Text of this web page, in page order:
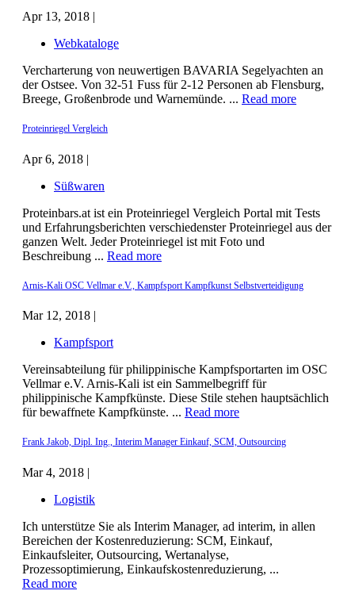
Apr 13, 2018 |
Webkataloge
Vercharterung von neuwertigen BAVARIA Segelyachten an
der Ostsee. Von 32-51 Fuss für 2-12 Personen ab Flensburg,
Breege, Großenbrode und Warnemünde. ... Read more
Proteinriegel Vergleich
Apr 6, 2018 |
Süßwaren
Proteinbars.at ist ein Proteinriegel Vergleich Portal mit Tests
und Erfahrungsberichten verschiedenster Proteinriegel aus der
ganzen Welt. Jeder Proteinriegel ist mit Foto und
Beschreibung ... Read more
Arnis-Kali OSC Vellmar e.V., Kampfsport Kampfkunst Selbstverteidigung
Mar 12, 2018 |
Kampfsport
Vereinsabteilung für philippinische Kampfsportarten im OSC
Vellmar e.V. Arnis-Kali ist ein Sammelbegriff für
philippinische Kampfkünste. Diese Stile stehen hauptsächlich
für bewaffnete Kampfkünste. ... Read more
Frank Jakob, Dipl. Ing., Interim Manager Einkauf, SCM, Outsourcing
Mar 4, 2018 |
Logistik
Ich unterstütze Sie als Interim Manager, ad interim, in allen
Bereichen der Kostenreduzierung: SCM, Einkauf,
Einkaufsleiter, Outsourcing, Wertanalyse,
Prozessoptimierung, Einkaufskostenreduzierung, ...
Read more